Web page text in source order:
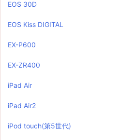
EOS 30D
EOS Kiss DIGITAL
EX-P600
EX-ZR400
iPad Air
iPad Air2
iPod touch(第5世代)